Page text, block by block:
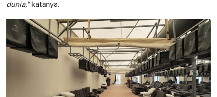
dunia,"katanya.